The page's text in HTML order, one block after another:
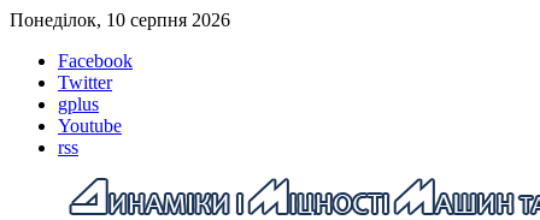
Понеділок, 10 серпня 2026
Facebook
Twitter
gplus
Youtube
rss